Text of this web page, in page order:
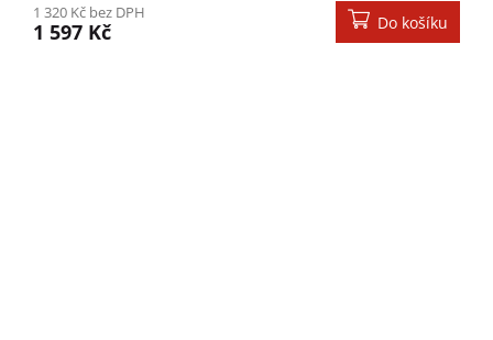
1 320 Kč bez DPH
1 597 Kč Do košíku